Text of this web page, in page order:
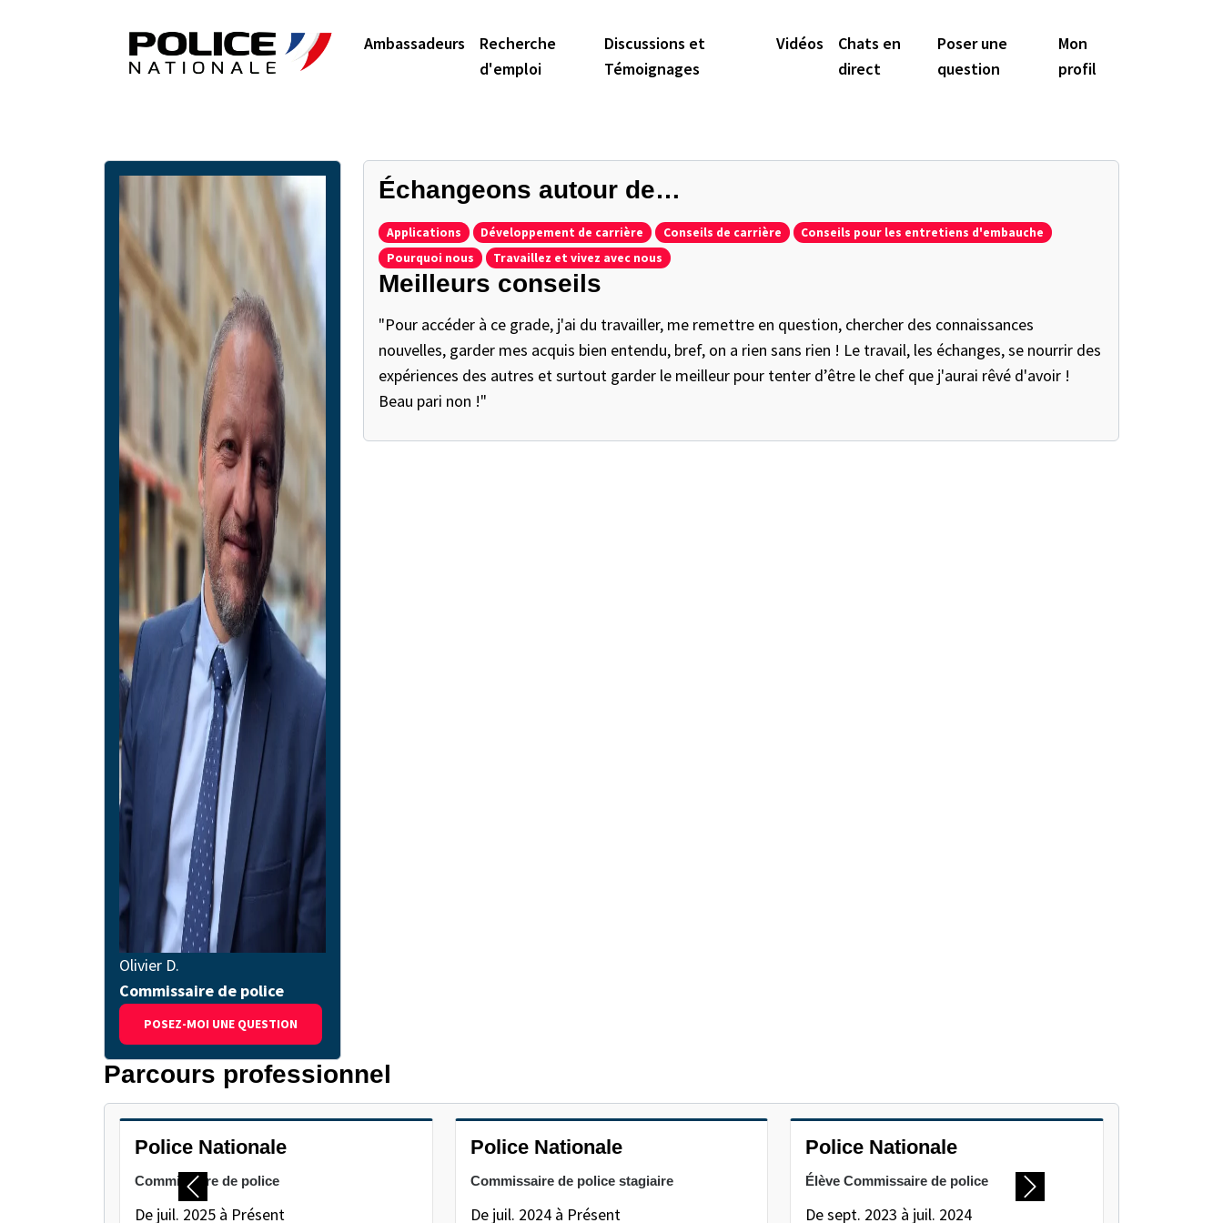
Ambassadeurs
Recherche
d'emploi
Discussions et
Témoignages
Vidéos
Chats en
direct
Poser une
question
Mon
profil
Olivier D.
Commissaire de police
POSEZ-MOI UNE QUESTION
Échangeons autour de…
Applications Développement de carrière Conseils de carrière
Conseils pour les entretiens d'embauche
Pourquoi nous
Travaillez et vivez avec nous
Meilleurs conseils
"Pour accéder à ce grade, j'ai du travailler, me remettre en question, chercher des connaissances
nouvelles, garder mes acquis bien entendu, bref, on a rien sans rien ! Le travail, les échanges, se nourrir des
expériences des autres et surtout garder le meilleur pour tenter d’être le chef que j'aurai rêvé d'avoir !
Beau pari non !"
Parcours professionnel
METTEZ EN PAUSE LE CARROUSEL SUIVANT
Police Nationale
Commissaire de police
De juil. 2025 à Présent
Police Nationale
Commissaire de police stagiaire
De juil. 2024 à Présent
Police Nationale
Élève Commissaire de police
De sept. 2023 à juil. 2024
Précédent Suivant